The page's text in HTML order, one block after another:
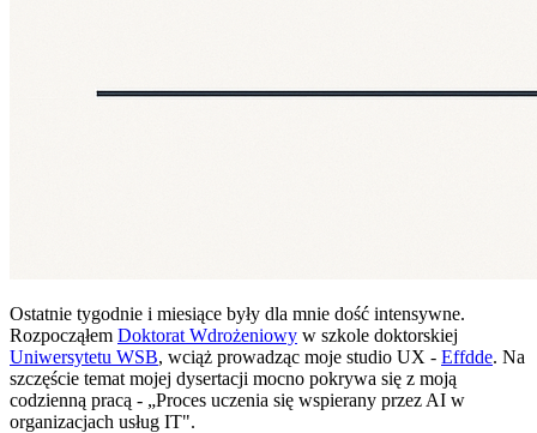
Ostatnie tygodnie i miesiące były dla mnie dość intensywne.
Rozpocząłem Doktorat Wdrożeniowy w szkole doktorskiej
Uniwersytetu WSB, wciąż prowadząc moje studio UX - Effdde. Na
szczęście temat mojej dysertacji mocno pokrywa się z moją
codzienną pracą - „Proces uczenia się wspierany przez AI w
organizacjach usług IT".